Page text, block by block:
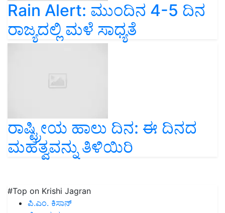
Rain Alert: ಮುಂದಿನ 4-5 ದಿನ
ರಾಜ್ಯದಲ್ಲಿ ಮಳೆ ಸಾಧ್ಯತೆ
ರಾಷ್ಟ್ರೀಯ ಹಾಲು ದಿನ: ಈ ದಿನದ
ಮಹತ್ವವನ್ನು ತಿಳಿಯಿರಿ
#Top on Krishi Jagran
ಪಿ.ಎಂ. ಕಿಸಾನ್